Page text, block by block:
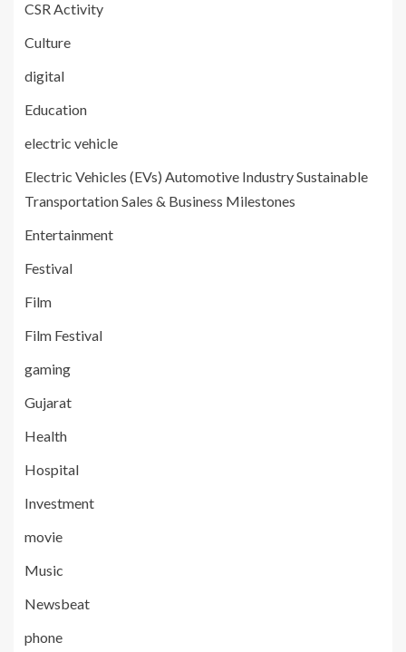
CSR Activity
Culture
digital
Education
electric vehicle
Electric Vehicles (EVs) Automotive Industry Sustainable
Transportation Sales & Business Milestones
Entertainment
Festival
Film
Film Festival
gaming
Gujarat
Health
Hospital
Investment
movie
Music
Newsbeat
phone